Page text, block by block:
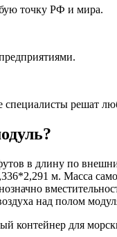
точку РФ и мира.
решат
в длину по
м. Масса
над полом
контейнер для